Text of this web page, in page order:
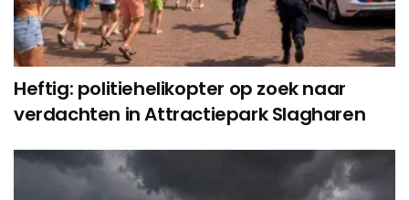
Heftig: politiehelikopter op zoek naar
verdachten in Attractiepark Slagharen